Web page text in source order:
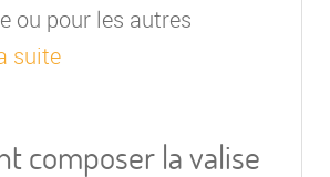
ou pour les autres
suite
composer la valise